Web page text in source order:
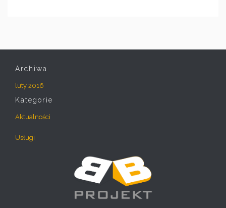
Archiwa
luty 2016
Kategorie
Aktualności
Usługi